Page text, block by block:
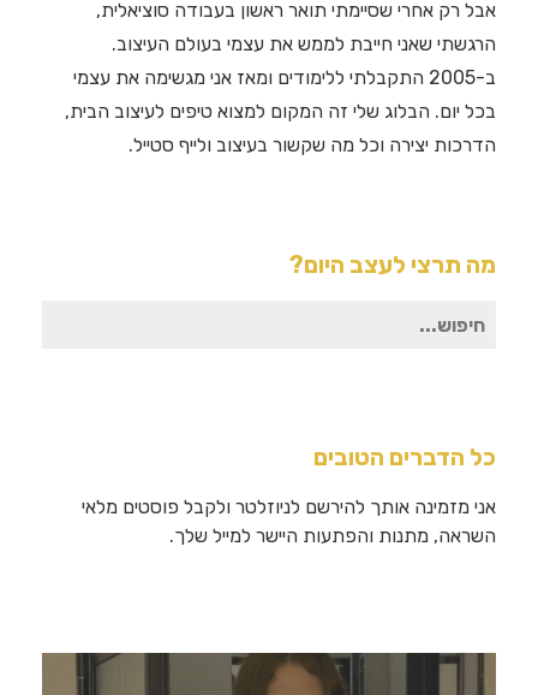
אבל רק אחרי שסיימתי תואר ראשון בעבודה סוציאלית,
הרגשתי שאני חייבת לממש את עצמי בעולם העיצוב.
ב-2005 התקבלתי ללימודים ומאז אני מגשימה את עצמי
בכל יום. הבלוג שלי זה המקום למצוא טיפים לעיצוב הבית,
הדרכות יצירה וכל מה שקשור בעיצוב ולייף סטייל.
מה תרצי לעצב היום?
חיפוש
כל הדברים הטובים
אני מזמינה אותך להירשם לניוזלטר ולקבל פוסטים מלאי
השראה, מתנות והפתעות היישר למייל שלך.